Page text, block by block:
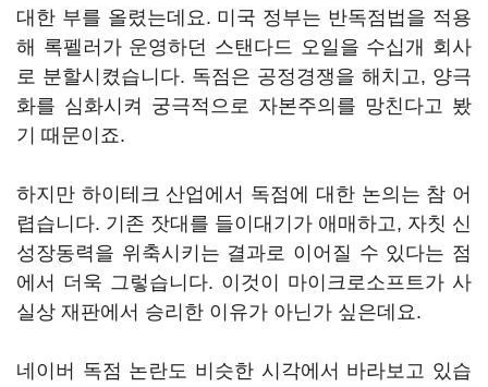
대한 부를 올렸는데요. 미국 정부는 반독점법을 적용
해 록펠러가 운영하던 스탠다드 오일을 수십개 회사
로 분할시켰습니다. 독점은 공정경쟁을 해치고, 양극
화를 심화시켜 궁극적으로 자본주의를 망친다고 봤
기 때문이죠.
하지만 하이테크 산업에서 독점에 대한 논의는 참 어
렵습니다. 기존 잣대를 들이대기가 애매하고, 자칫 신
성장동력을 위축시키는 결과로 이어질 수 있다는 점
에서 더욱 그렇습니다. 이것이 마이크로소프트가 사
실상 재판에서 승리한 이유가 아닌가 싶은데요.
네이버 독점 논란도 비슷한 시각에서 바라보고 있습